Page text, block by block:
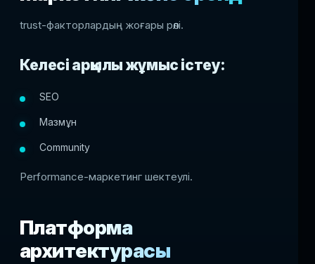
trust-факторлардың жоғары рөлі.
Келесі арқылы жұмыс істеу:
SEO
Мазмұн
Community
Performance-маркетинг шектеулі.
Платформа
архитектурасы